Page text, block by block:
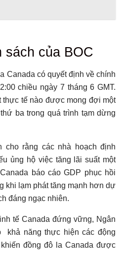
sách của BOC
Canada có quyết định về chính
chiều ngày 7 tháng 6 GMT.
thực tế nào được mong đợi một
ba trong quá trình tạm dừng
​​cho rằng các nhà hoạch định
ủng hộ việc tăng lãi suất một
báo cáo GDP phục hồi
khi lạm phát tăng mạnh hơn dự
đáng ngạc nhiên.
tế Canada đứng vững, Ngân
khả năng thực hiện các động
đồng đô la Canada được